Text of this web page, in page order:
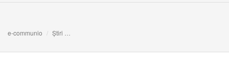
e-communio Știri